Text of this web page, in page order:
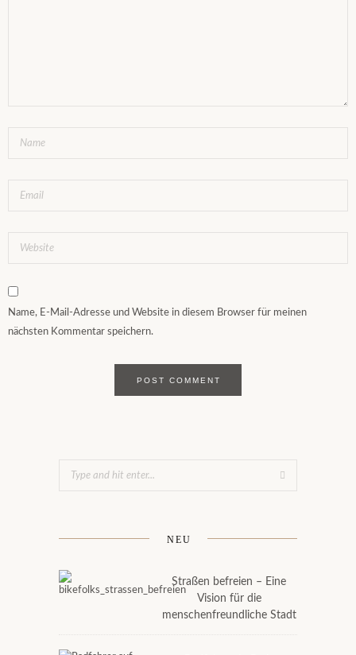
Name, E-Mail-Adresse und Website in diesem Browser für meinen
nächsten Kommentar speichern.
NEU
Straßen befreien – Eine
Vision für die
menschenfreundliche Stadt